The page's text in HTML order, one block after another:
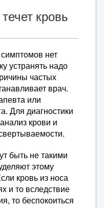
кровь
нет
устранять надо
частых
врач.
или
Для диагностики
крови и
быть не такими
этому
кровь из носа
и то вследствие
то беспокоиться